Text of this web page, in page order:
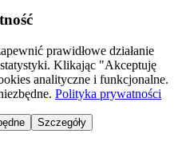
prawidłowe działanie
Klikając "Akceptuję
analityczne i funkcjonalne.
Polityka prywatności
Szczegóły